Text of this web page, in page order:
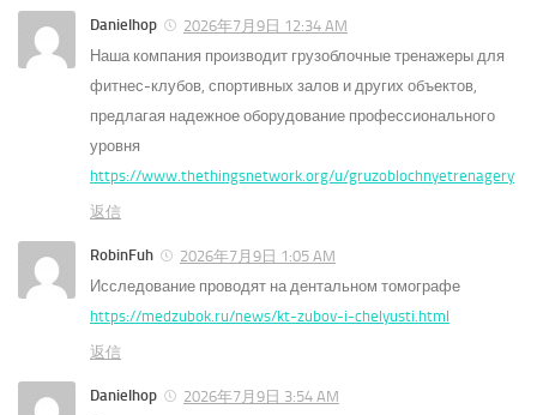
Danielhop
2026年7月9日 12:34 AM
Наша компания производит грузоблочные тренажеры для
фитнес-клубов, спортивных залов и других объектов,
предлагая надежное оборудование профессионального
уровня
https://www.thethingsnetwork.org/u/gruzoblochnyetrenagery
返信
RobinFuh
2026年7月9日 1:05 AM
Исследование проводят на дентальном томографе
https://medzubok.ru/news/kt-zubov-i-chelyusti.html
返信
Danielhop
2026年7月9日 3:54 AM